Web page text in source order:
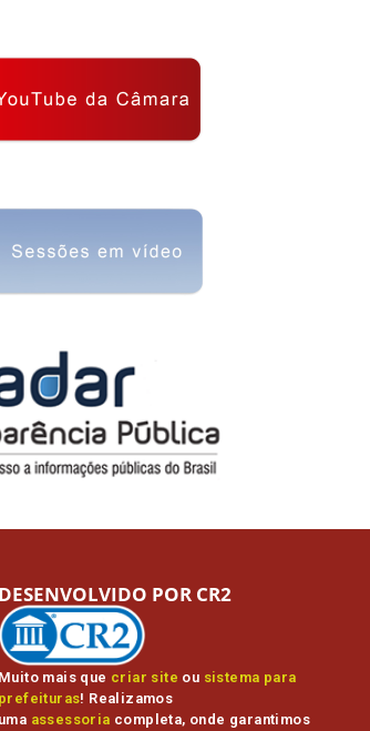
Muito mais que criar site ou sistema para
prefeituras! Realizamos
uma assessoria completa, onde garantimos
DESENVOLVIDO POR CR2